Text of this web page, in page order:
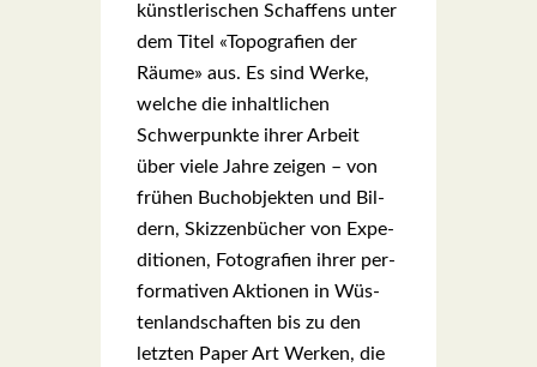
künst­le­ri­schen Schaf­fens unter
dem Titel «Topo­gra­fien der
Räu­me» aus. Es sind Wer­ke,
wel­che die inhalt­li­chen
Schwer­punk­te ihrer Arbeit
über vie­le Jah­re zei­gen – von
frü­hen Buch­ob­jek­ten und Bil­
dern, Skiz­zen­bü­cher von Expe­
di­tio­nen, Foto­gra­fien ihrer per­
for­ma­ti­ven Aktio­nen in Wüs­
ten­land­schaf­ten bis zu den
letz­ten Paper Art Wer­ken, die